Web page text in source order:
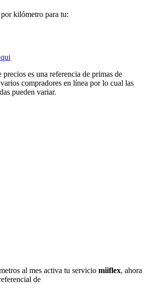
kilómetro para tu:
es una referencia de primas de
compradores en línea por lo cual las
pueden variar.
al mes activa tu servicio miiflex, ahora
de